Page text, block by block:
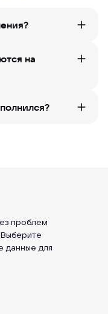
на
проблем
данные для